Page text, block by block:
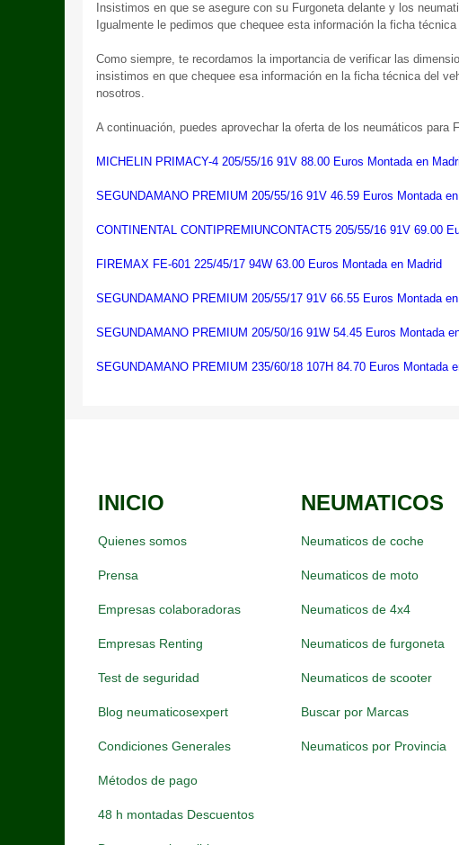
Insistimos en que se asegure con su Furgoneta delante y los
Igualmente le pedimos que chequee esta información la ficha
Como siempre, te recordamos la importancia de verificar las
insistimos en que chequee esa información en la ficha técnica del
nosotros.
A continuación, puedes aprovechar la oferta de los neumáticos para
MICHELIN PRIMACY-4 205/55/16 91V 88.00 Euros Montada en
SEGUNDAMANO PREMIUM 205/55/16 91V 46.59 Euros Montada
CONTINENTAL CONTIPREMIUNCONTACT5 205/55/16 91V 69.00
FIREMAX FE-601 225/45/17 94W 63.00 Euros Montada en Madrid
SEGUNDAMANO PREMIUM 205/55/17 91V 66.55 Euros Montada
SEGUNDAMANO PREMIUM 205/50/16 91W 54.45 Euros Montada
SEGUNDAMANO PREMIUM 235/60/18 107H 84.70 Euros Montada
INICIO
Quienes somos
Prensa
Empresas colaboradoras
Empresas Renting
Test de seguridad
Blog neumaticosexpert
Condiciones Generales
Métodos de pago
48 h montadas Descuentos
NEUMATICOS
Neumaticos de coche
Neumaticos de moto
Neumaticos de 4x4
Neumaticos de furgoneta
Neumaticos de scooter
Buscar por Marcas
Neumaticos por Provincia